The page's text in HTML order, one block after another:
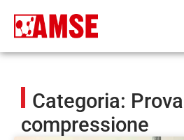
Categoria:
compressione